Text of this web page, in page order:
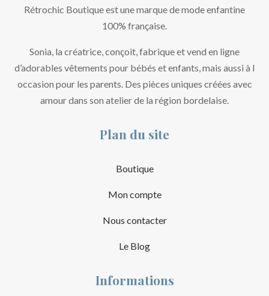
Rétrochic Boutique est une marque de mode enfantine
100% française.
Sonia, la créatrice, conçoit, fabrique et vend en ligne
d’adorables vêtements pour bébés et enfants, mais aussi à l
occasion pour les parents. Des pièces uniques créées avec
amour dans son atelier de la région bordelaise.
Plan du site
Boutique
Mon compte
Nous contacter
Le Blog
Informations